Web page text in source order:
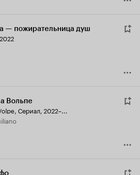
— пожирательница душ
2022
Вольпе
, Сериал, 2022–...